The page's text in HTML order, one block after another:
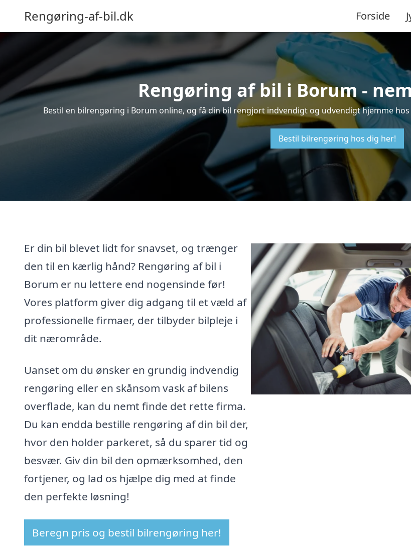
Rengøring-af-bil.dk Forside
Rengøring af bil i Borum -
Bestil en bilrengøring i Borum online, og få din bil rengjort indvendigt og udvendigt hjemme
Bestil bilrengøring hos dig her!
Er din bil blevet lidt for snavset, og trænger
den til en kærlig hånd? Rengøring af bil i
Borum er nu lettere end nogensinde før!
Vores platform giver dig adgang til et væld af
professionelle firmaer, der tilbyder bilpleje i
dit nærområde.
Uanset om du ønsker en grundig indvendig
rengøring eller en skånsom vask af bilens
overflade, kan du nemt finde det rette firma.
Du kan endda bestille rengøring af din bil der,
hvor den holder parkeret, så du sparer tid og
besvær. Giv din bil den opmærksomhed, den
fortjener, og lad os hjælpe dig med at finde
den perfekte løsning!
Beregn pris og bestil bilrengøring her!